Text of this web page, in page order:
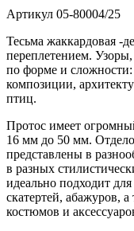
Артикул 05-80004/25
Тесьма жаккардовая -
переплетением.
по форме и
композиции,
птиц.
Протос имеет
16 мм до 50 мм.
представлены в
в разных
идеально подходит
скатертей, абажуров,
костюмов и